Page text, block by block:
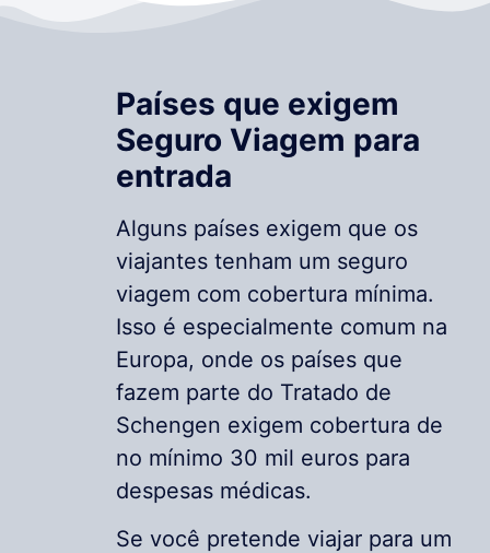
Países que exigem
Seguro Viagem para
entrada
Alguns países exigem que os
viajantes tenham um seguro
viagem com cobertura mínima.
Isso é especialmente comum na
Europa, onde os países que
fazem parte do Tratado de
Schengen exigem cobertura de
no mínimo 30 mil euros para
despesas médicas.
Se você pretende viajar para um